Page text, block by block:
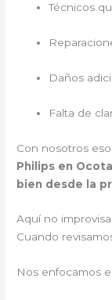
Técnicos
Daños
Falta de
Con nosotros
Philips en
bien desde la
Aquí no
Cuando
Nos enfocamos